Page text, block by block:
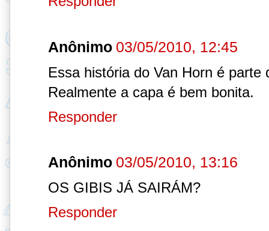
Anônimo 03/05/2010, 12:45
Essa história do Van Horn é
Realmente a capa é bem bonita.
Responder
Anônimo 03/05/2010, 13:16
OS GIBIS JÁ SAIRÁM?
Responder